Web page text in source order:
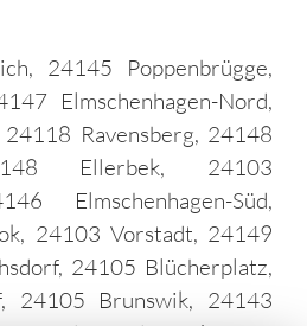
24145 Poppenbrügge,
Elmschenhagen-Nord,
Ravensberg, 24148
Ellerbek, 24103
Elmschenhagen-Süd,
24103 Vorstadt, 24149
24105 Blücherplatz,
24105 Brunswik, 24143